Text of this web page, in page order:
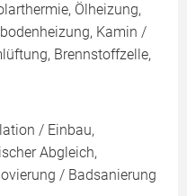
Ölheizung,
Kamin /
Brennstoffzelle,
/ Einbau,
Abgleich,
/ Badsanierung